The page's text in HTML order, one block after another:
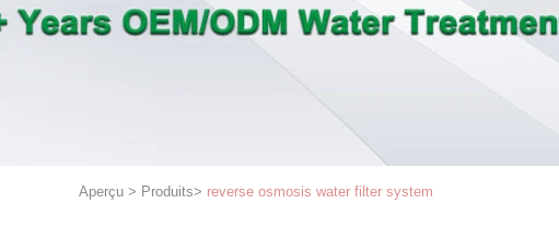
Aperçu > Produits> reverse osmosis water filter system